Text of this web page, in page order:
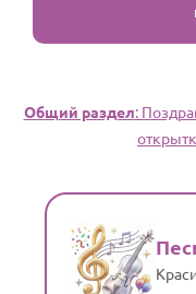
Общий раздел: